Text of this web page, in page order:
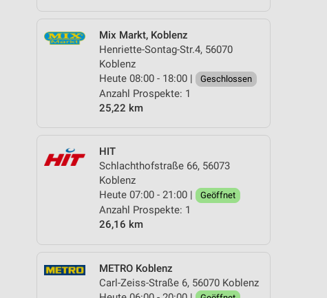
Mix Markt, Koblenz
Henriette-Sontag-Str.4, 56070
Koblenz
Heute 08:00 - 18:00 |
Geschlossen
Anzahl Prospekte: 1
25,22 km
HIT
Schlachthofstraße 66, 56073
Koblenz
Heute 07:00 - 21:00 |
Geöffnet
Anzahl Prospekte: 1
26,16 km
METRO Koblenz
Carl-Zeiss-Straße 6, 56070 Koblenz